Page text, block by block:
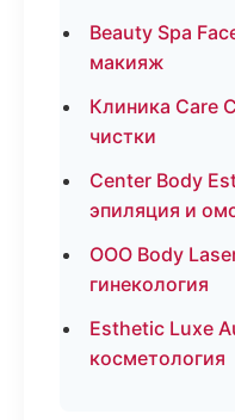
Beauty Spa
макияж
Клиника Care
чистки
Center Body
эпиляция и
ООО Body
гинекология
Esthetic Luxe
косметология